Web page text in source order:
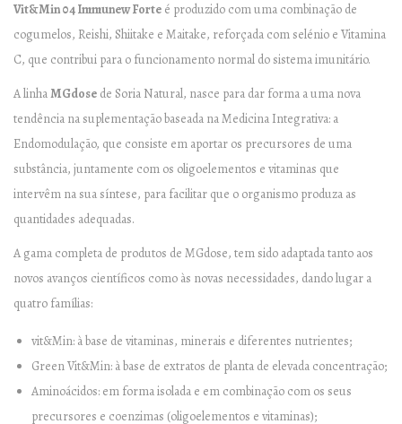
Vit&Min 04 Immunew Forte é produzido com uma combinação de
cogumelos, Reishi, Shiitake e Maitake, reforçada com selénio e Vitamina
C, que contribui para o funcionamento normal do sistema imunitário.
A linhaMGdose de Soria Natural, nasce para dar forma a uma nova
tendência na suplementação baseada na Medicina Integrativa: a
Endomodulação, que consiste em aportar os precursores de uma
substância, juntamente com os oligoelementos e vitaminas que
intervêm na sua síntese, para facilitar que o organismo produza as
quantidades adequadas.
A gama completa de produtos de MGdose, tem sido adaptada tanto aos
novos avanços científicos como às novas necessidades, dando lugar a
quatro famílias:
vit&Min: à base de vitaminas, minerais e diferentes nutrientes;
Green Vit&Min: à base de extratos de planta de elevada concentração;
Aminoácidos: em forma isolada e em combinação com os seus
precursores e coenzimas (oligoelementos e vitaminas);